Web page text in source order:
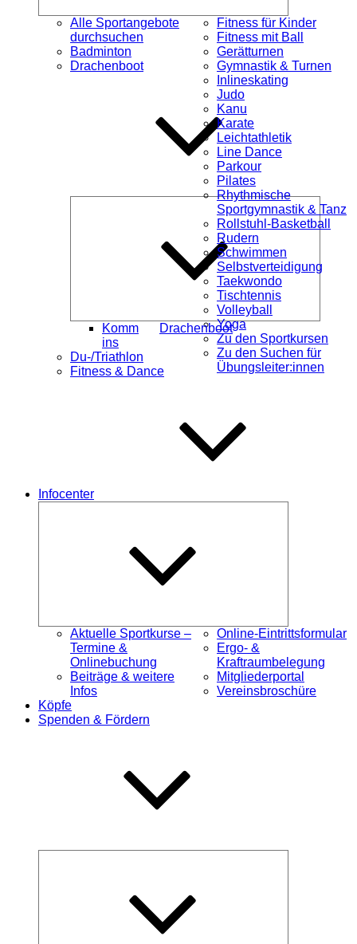
Alle Sportangebote
durchsuchen
Badminton
Drachenboot
öffnen
Komm
ins
Drachenboot
Du-/Triathlon
Fitness & Dance
Fitness für Kinder
Fitness mit Ball
Gerätturnen
Gymnastik & Turnen
Inlineskating
Judo
Kanu
Karate
Leichtathletik
Line Dance
Parkour
Pilates
Rhythmische
Sportgymnastik & Tanz
Rollstuhl-Basketball
Rudern
Schwimmen
Selbstverteidigung
Taekwondo
Tischtennis
Volleyball
Yoga
Zu den Sportkursen
Zu den Suchen für
Übungsleiter:innen
Infocenter
Aktuelle Sportkurse –
Termine &
Onlinebuchung
Beiträge & weitere
Infos
Online-Eintrittsformular
Ergo- &
Kraftraumbelegung
Mitgliederportal
Vereinsbroschüre
Köpfe
Spenden & Fördern